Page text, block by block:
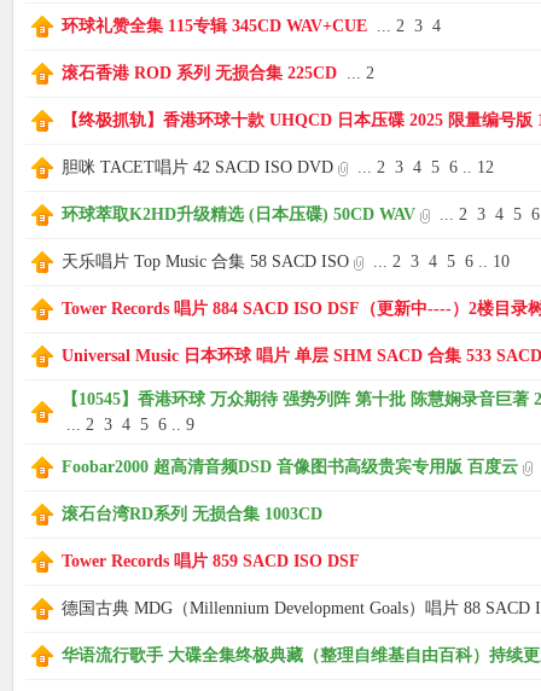
环球礼赞全集 115专辑 345CD WAV+CUE ... 2 3 4
滚石香港 ROD 系列 无损合集 225CD ... 2
【终极抓轨】香港环球十款 UHQCD 日本压碟 2025 限量编号版
胆咪 TACET唱片 42 SACD ISO DVD ... 2 3 4 5 6 .. 12
环球萃取K2HD升级精选 (日本压碟) 50CD WAV ... 2 3 4 5 6
天乐唱片 Top Music 合集 58 SACD ISO ... 2 3 4 5 6 .. 10
Tower Records 唱片 884 SACD ISO DSF（更新中----）2楼目录
Universal Music 日本环球 唱片 单层 SHM SACD 合集 533
【10545】香港环球 万众期待 强势列阵 第十批 陈慧娴录音巨著
... 2 3 4 5 6 .. 9
Foobar2000 超高清音频DSD 音像图书高级贵宾专用版 百度云
滚石台湾RD系列 无损合集 1003CD
Tower Records 唱片 859 SACD ISO DSF
德国古典 MDG（Millennium Development Goals）唱片 88 SACD
华语流行歌手 大碟全集终极典藏（整理自维基自由百科）持续